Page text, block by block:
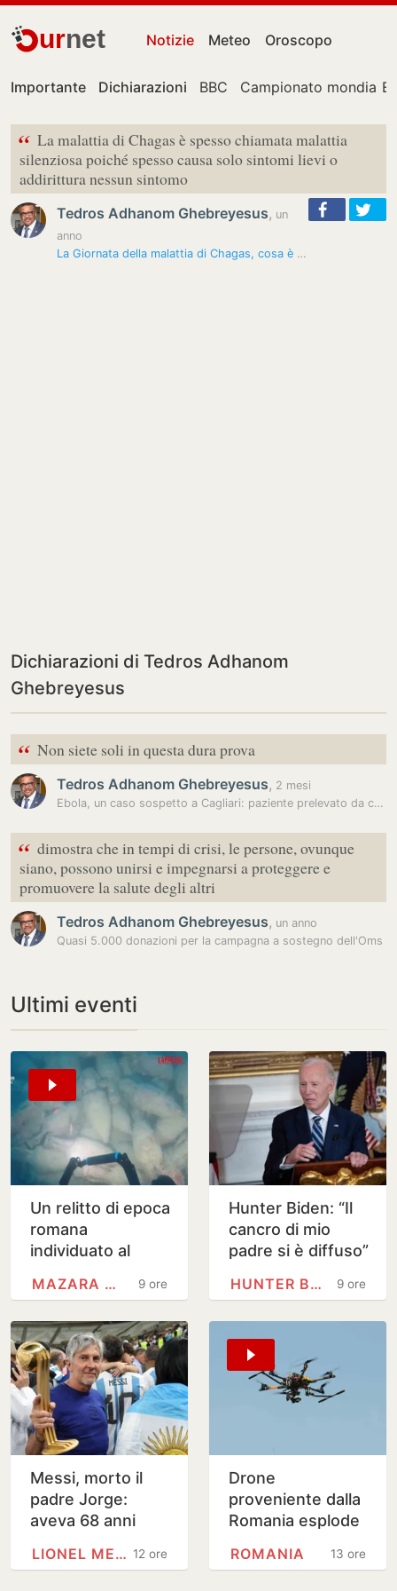
urnet Notizie Meteo Oroscopo
Importante Dichiarazioni BBC Campionato mondiale
“ La malattia di Chagas è spesso chiamata malattia
silenziosa poiché spesso causa solo sintomi lievi o
addirittura nessun sintomo
Tedros Adhanom Ghebreyesus, un
anno
La Giornata della malattia di Chagas, cosa è e come si trasmette
Dichiarazioni di Tedros Adhanom
Ghebreyesus
“ Non siete soli in questa dura prova
Tedros Adhanom Ghebreyesus, 2 mesi
Ebola, un caso sospetto a Cagliari: paziente prelevato da casa e…
“ dimostra che in tempi di crisi, le persone, ovunque
siano, possono unirsi e impegnarsi a proteggere e
promuovere la salute degli altri
Tedros Adhanom Ghebreyesus, un anno
Quasi 5.000 donazioni per la campagna a sostegno dell'Oms
Ultimi eventi
Un relitto di epoca
romana
individuato al
del Vallo
9 ore
MAZARA DEL VALLO
Hunter Biden: “Il
cancro di mio
padre si è diffuso”
9 ore
HUNTER BIDEN
Messi, morto il
padre Jorge:
aveva 68 anni
12 ore
LIONEL MESSI
Drone
proveniente dalla
Romania esplode
bulgaro
13 ore
ROMANIA